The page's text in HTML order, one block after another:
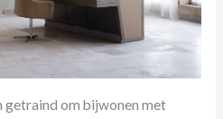
om bijwonen met